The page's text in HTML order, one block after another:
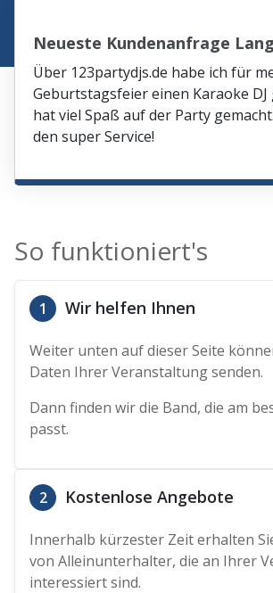
Neueste Kundenanfrage
Über 123partydjs.de habe ich für
Geburtstagsfeier einen Karaoke DJ
hat viel Spaß auf der Party
den super Service!
So funktioniert's
1 Wir helfen Ihnen
Weiter unten auf dieser Seite
Daten Ihrer Veranstaltung senden.
Dann finden wir die Band, die am
passt.
2 Kostenlose Angebote
Innerhalb kürzester Zeit erhalten
von Alleinunterhalter, die an Ihrer
interessiert sind.